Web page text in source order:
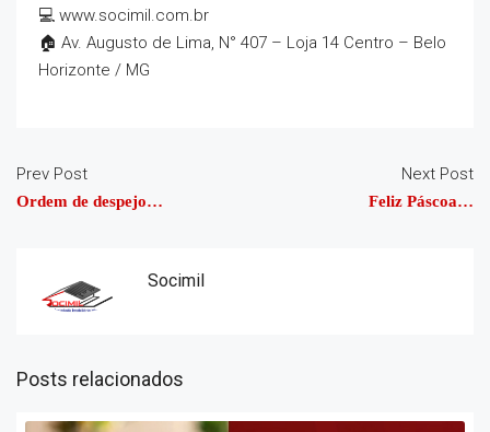
💻 www.socimil.com.br
🏠 Av. Augusto de Lima, N° 407 – Loja 14 Centro – Belo
Horizonte / MG
Prev Post
Ordem de despejo…
Next Post
Feliz Páscoa…
Socimil
Posts relacionados